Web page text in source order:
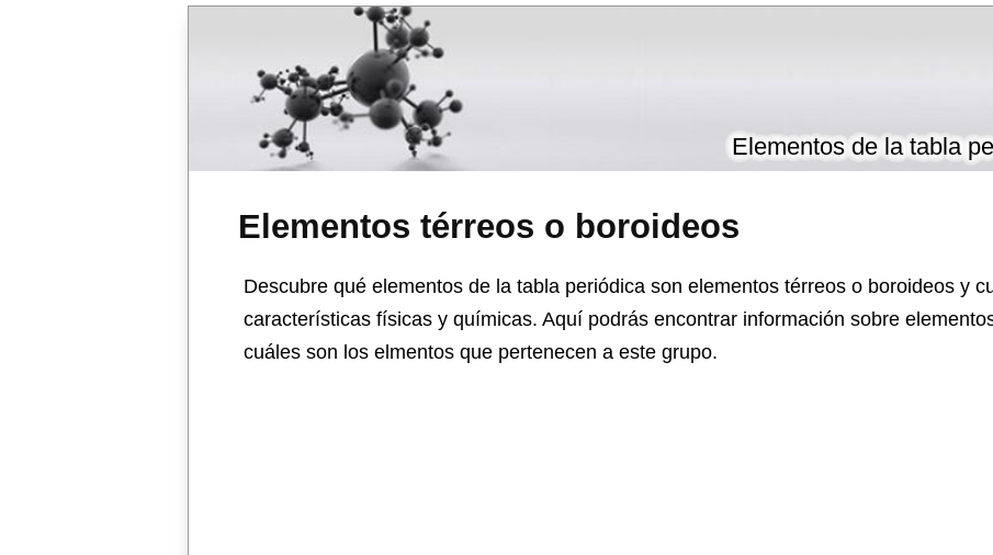
Elementos térreos o boroideos
Elementos de la tabla
Descubre qué elementos de la tabla periódica son elementos térreos o boroideos y
características físicas y químicas. Aquí podrás encontrar información sobre
cuáles son los elmentos que pertenecen a este grupo.